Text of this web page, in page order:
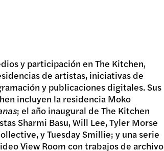
y participación en The Kitchen,
de artistas, iniciativas de
y publicaciones digitales. Sus
incluyen la residencia Moko
; el año inaugural de The Kitchen
Sharmi Basu, Will Lee, Tyler Morse
y Tuesday Smillie; y una serie
View Room con trabajos de archivo